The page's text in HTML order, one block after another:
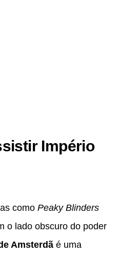
Império
como Peaky Blinders
o lado obscuro do poder
Amsterdã é uma